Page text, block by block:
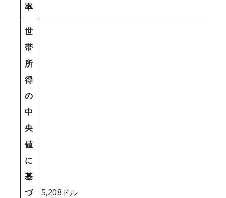
率
世
帯
所
得
の
中
央
値
に
基
づ
5,208ドル